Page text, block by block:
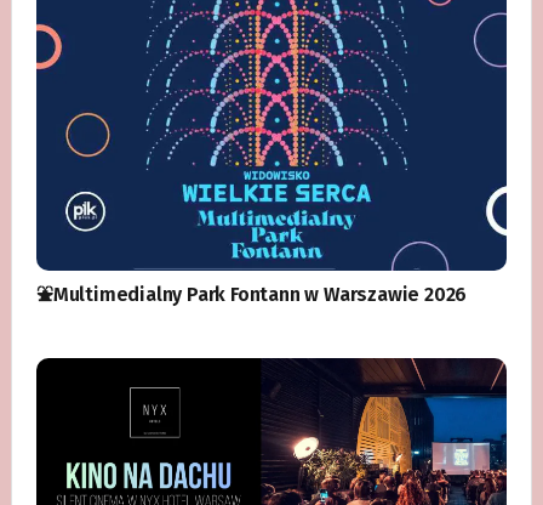
⛲️Multimedialny Park Fontann w Warszawie 2026